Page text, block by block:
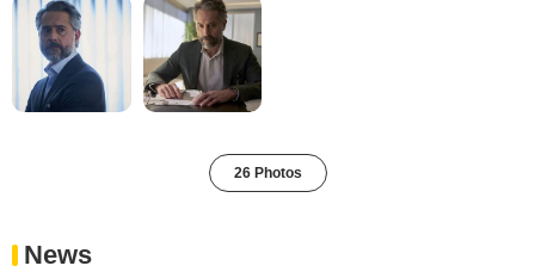
26 Photos
News